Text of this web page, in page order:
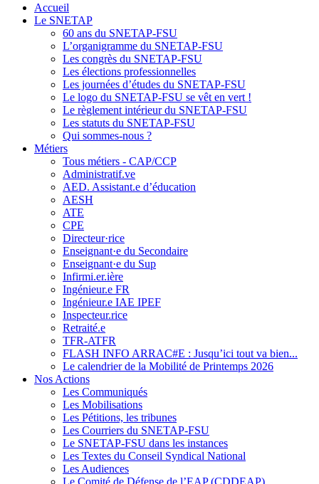
Accueil
Le SNETAP
60 ans du SNETAP-FSU
L’organigramme du SNETAP-FSU
Les congrès du SNETAP-FSU
Les élections professionnelles
Les journées d’études du SNETAP-FSU
Le logo du SNETAP-FSU se vêt en vert !
Le règlement intérieur du SNETAP-FSU
Les statuts du SNETAP-FSU
Qui sommes-nous ?
Métiers
Tous métiers - CAP/CCP
Administratif.ve
AED. Assistant.e d’éducation
AESH
ATE
CPE
Directeur·rice
Enseignant·e du Secondaire
Enseignant·e du Sup
Infirmi.er.ière
Ingénieur.e FR
Ingénieur.e IAE IPEF
Inspecteur.rice
Retraité.e
TFR-ATFR
FLASH INFO ARRAC#E : Jusqu’ici tout va bien...
Le calendrier de la Mobilité de Printemps 2026
Nos Actions
Les Communiqués
Les Mobilisations
Les Pétitions, les tribunes
Les Courriers du SNETAP-FSU
Le SNETAP-FSU dans les instances
Les Textes du Conseil Syndical National
Les Audiences
Le Comité de Défense de l’EAP (CDDEAP)